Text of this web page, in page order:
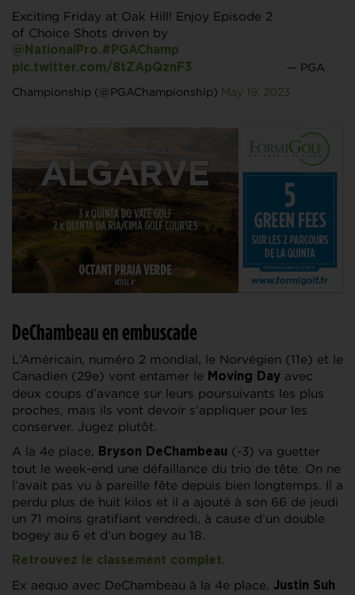
Exciting Friday at Oak Hill! Enjoy Episode 2
of Choice Shots driven by
@NationalPro. #PGAChamp
pic.twitter.com/8tZApQznF3
— PGA
Championship (@PGAChampionship) May 19, 2023
DeChambeau en embuscade
L’Américain, numéro 2 mondial, le Norvégien (11e) et le
Canadien (29e) vont entamer le Moving Day avec
deux coups d’avance sur leurs poursuivants les plus
proches, mais ils vont devoir s’appliquer pour les
conserver. Jugez plutôt.
A la 4e place,
Bryson DeChambeau (-3) va guetter
tout le week-end une défaillance du trio de tête. On ne
l’avait pas vu à pareille fête depuis bien longtemps. Il a
perdu plus de huit kilos et il a ajouté à son 66 de jeudi
un 71 moins gratifiant vendredi, à cause d’un double
bogey au 6 et d’un bogey au 18.
Retrouvez le classement complet.
Ex aequo avec DeChambeau à la 4e place, Justin Suh